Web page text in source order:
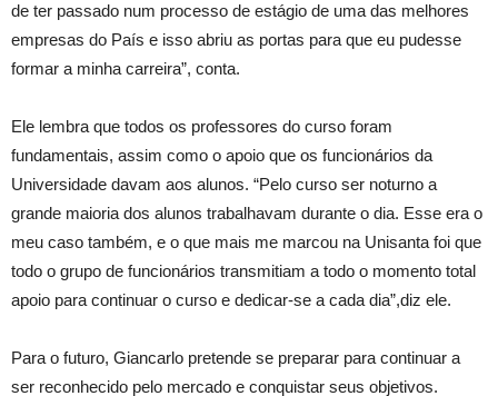
de ter passado num processo de estágio de uma das melhores
empresas do País e isso abriu as portas para que eu pudesse
formar a minha carreira”, conta.
Ele lembra que todos os professores do curso foram
fundamentais, assim como o apoio que os funcionários da
Universidade davam aos alunos. “Pelo curso ser noturno a
grande maioria dos alunos trabalhavam durante o dia. Esse era o
meu caso também, e o que mais me marcou na Unisanta foi que
todo o grupo de funcionários transmitiam a todo o momento total
apoio para continuar o curso e dedicar-se a cada dia”,diz ele.
Para o futuro, Giancarlo pretende se preparar para continuar a
ser reconhecido pelo mercado e conquistar seus objetivos.